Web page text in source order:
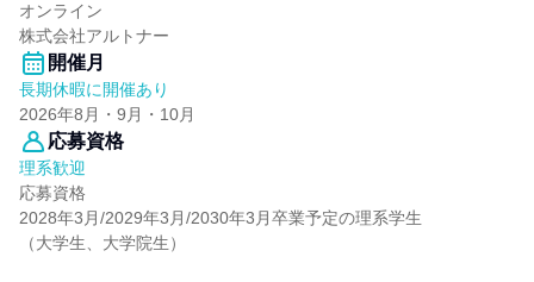
オンライン
株式会社アルトナー
開催月
長期休暇に開催あり
2026年8月・9月・10月
応募資格
理系歓迎
応募資格
2028年3月/2029年3月/2030年3月卒業予定の理系学生
（大学生、大学院生）